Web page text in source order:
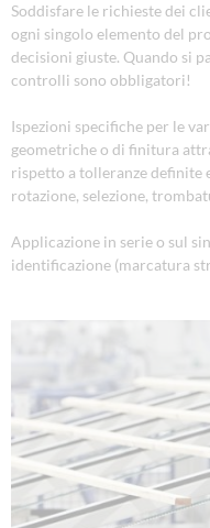
Soddisfare le richieste dei
ogni singolo elemento del
decisioni giuste. Quando si
controlli sono obbligatori!
Ispezioni specifiche per le
geometriche o di finitura
rispetto a tolleranze definite
rotazione, selezione,
Applicazione in serie o sul
identificazione (marcatura